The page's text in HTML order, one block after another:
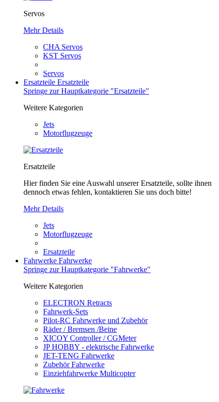
Servos
Mehr Details
CHA Servos
KST Servos
Servos
Ersatzteile Ersatzteile
Springe zur Hauptkategorie "Ersatzteile"
Weitere Kategorien
Jets
Motorflugzeuge
Ersatzteile
Hier finden Sie eine Auswahl unserer Ersatzteile, sollte ihnen
dennoch etwas fehlen, kontaktieren Sie uns doch bitte!
Mehr Details
Jets
Motorflugzeuge
Ersatzteile
Fahrwerke Fahrwerke
Springe zur Hauptkategorie "Fahrwerke"
Weitere Kategorien
ELECTRON Retracts
Fahrwerk-Sets
Pilot-RC Fahrwerke und Zubehör
Räder / Bremsen /Beine
XICOY Controller / CGMeter
JP HOBBY - elektrische Fahrwerke
JET-TENG Fahrwerke
Zubehör Fahrwerke
Einziehfahrwerke Multicopter